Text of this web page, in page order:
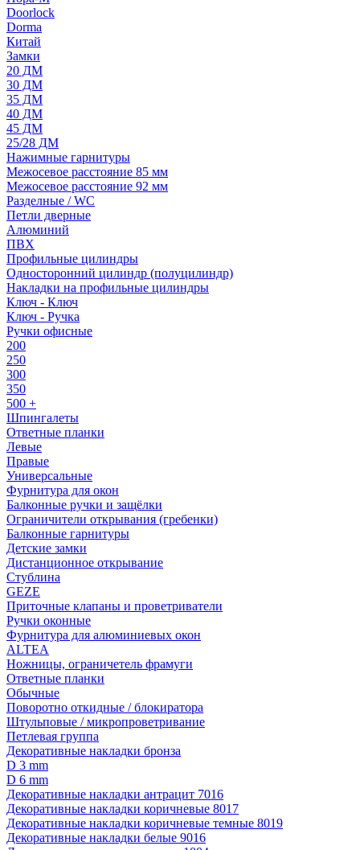
Doorlock
Dorma
Китай
Замки
20 ДМ
30 ДМ
35 ДМ
40 ДМ
45 ДМ
25/28 ДМ
Нажимные гарнитуры
Межосевое расстояние 85 мм
Межосевое расстояние 92 мм
Разделные / WC
Петли дверные
Алюминий
ПВХ
Профильные цилиндры
Односторонний цилиндр (полуцилиндр)
Накладки на профильные цилиндры
Ключ - Ключ
Ключ - Ручка
Ручки офисные
200
250
300
350
500 +
Шпингалеты
Ответные планки
Левые
Правые
Универсальные
Фурнитура для окон
Балконные ручки и защёлки
Ограничители открывания (гребенки)
Балконные гарнитуры
Детские замки
Дистанционное открывание
Стублина
GEZE
Приточные клапаны и проветриватели
Ручки оконные
Фурнитура для алюминиевых окон
ALTEA
Ножницы, ограничетель фрамуги
Ответные планки
Обычные
Поворотно откидные / блокиратора
Штульповые / микропроветривание
Петлевая группа
Декоративные накладки бронза
D 3 mm
D 6 mm
Декоративные накладки антрацит 7016
Декоративные накладки коричневые 8017
Декоративные накладки коричневые темные 8019
Декоративные накладки белые 9016